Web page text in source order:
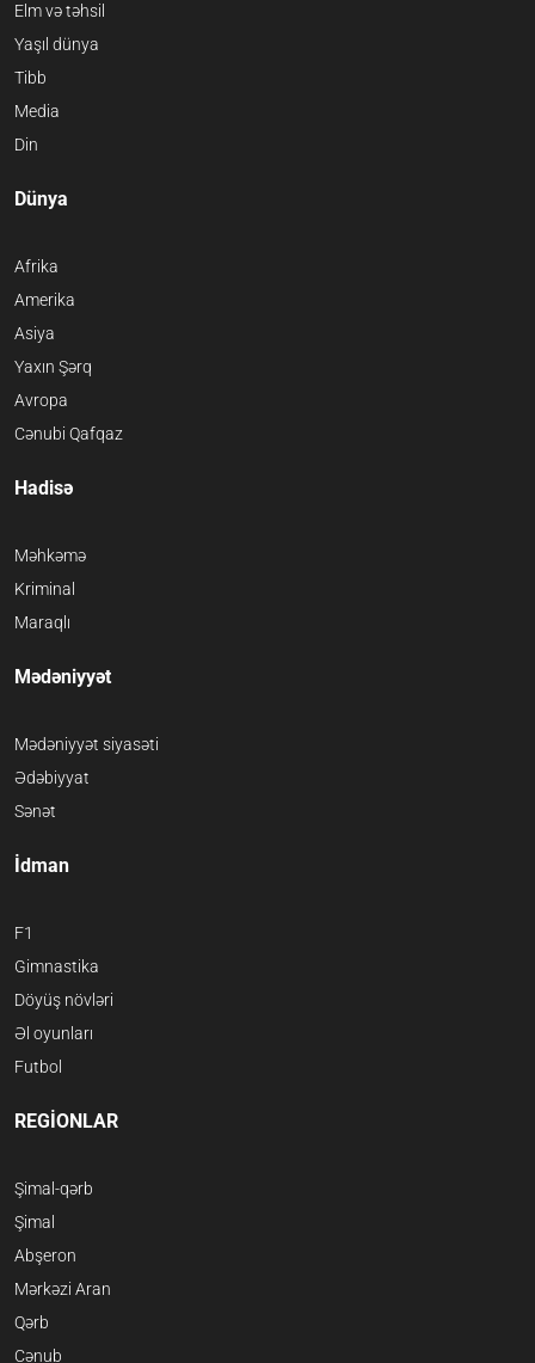
Elm və təhsil
Yaşıl dünya
Tibb
Media
Din
Dünya
Afrika
Amerika
Asiya
Yaxın Şərq
Avropa
Cənubi Qafqaz
Hadisə
Məhkəmə
Kriminal
Maraqlı
Mədəniyyət
Mədəniyyət siyasəti
Ədəbiyyat
Sənət
İdman
F1
Gimnastika
Döyüş növləri
Əl oyunları
Futbol
REGİONLAR
Şimal-qərb
Şimal
Abşeron
Mərkəzi Aran
Qərb
Cənub